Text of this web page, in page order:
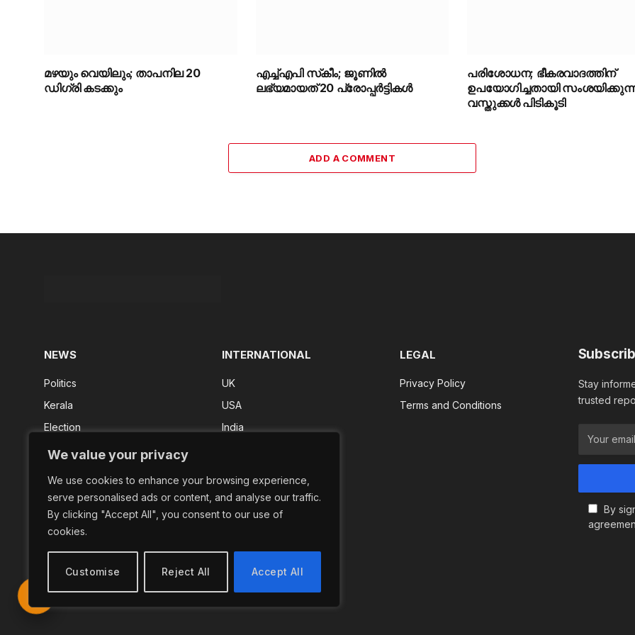
We value your privacy
We use cookies to enhance your browsing experience,
serve personalised ads or content, and analyse our traffic.
By clicking "Accept All", you consent to our use of
cookies.
Customise Reject All Accept All
മഴയും വെയിലും; താപനില 20
ഡിഗ്രി കടക്കും
എച്ച്എപി സ്‌കീം; ജൂണിൽ
ലഭ്യമായത് 20 പ്രോപ്പർട്ടികൾ
പരിശോധന; ഭീകരവാദത്തിന്
ഉപയോഗിച്ചതായി
വസ്തുക്കൾ പിടികൂടി
ADD A COMMENT
NEWS
Politics
Kerala
Election
Kerala Result
Shorts
INTERNATIONAL
UK
USA
India
LEGAL
Privacy Policy
Terms and Conditions
Stay
trusted
By